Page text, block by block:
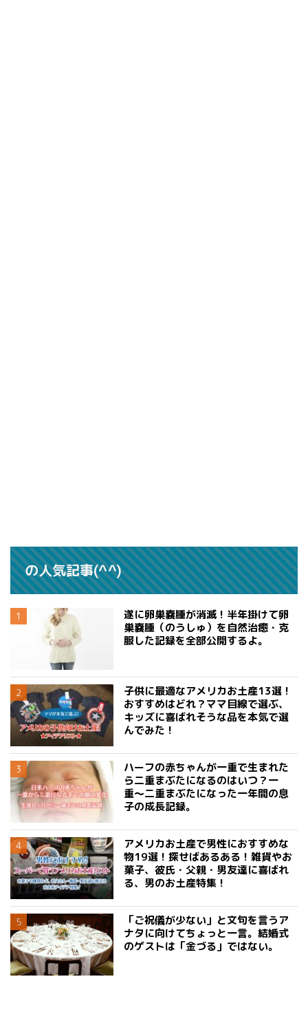
の人気記事(^^)
遂に卵巣嚢腫が消滅！半年掛けて卵
巣嚢腫（のうしゅ）を自然治癒・克
服した記録を全部公開するよ。
子供に最適なアメリカお土産13選！
おすすめはどれ？ママ目線で選ぶ、
キッズに喜ばれそうな品を本気で選
んでみた！
ハーフの赤ちゃんが一重で生まれた
ら二重まぶたになるのはいつ？一
重〜二重まぶたになった一年間の息
子の成長記録。
アメリカお土産で男性におすすめな
物19選！探せばあるある！雑貨やお
菓子、彼氏・父親・男友達に喜ばれ
る、男のお土産特集！
「ご祝儀が少ない」と文句を言うア
ナタに向けてちょっと一言。結婚式
のゲストは「金づる」ではない。